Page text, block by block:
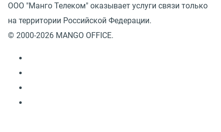
ООО "Манго Телеком" оказывает услуги связи только
на территории Российской Федерации.
© 2000-2026 MANGO OFFICE.